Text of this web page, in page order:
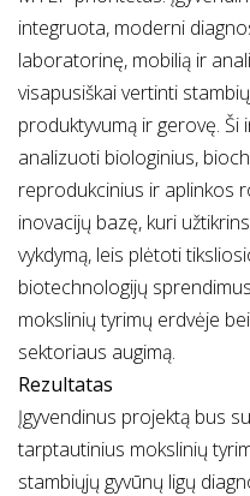
integruota, moderni
laboratorinę, mobilią ir
visapusiškai vertinti
produktyvumą ir gerovę.
analizuoti biologinius,
reprodukcinius ir aplinkos
inovacijų bazę, kuri
vykdymą, leis plėtoti
biotechnologijų
mokslinių tyrimų erdvėje
sektoriaus augimą.
Rezultatas
Įgyvendinus projektą bus
tarptautinius mokslinių
stambiųjų gyvūnų ligų